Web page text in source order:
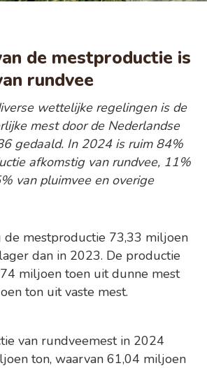
de mestproductie is
rundvee
wettelijke regelingen is de
mest door de Nederlandse
gedaald. In 2024 is ruim 84%
afkomstig van rundvee, 11%
van pluimvee en overige
mestproductie 73,33 miljoen
dan in 2023. De productie
miljoen toen uit dunne mest
ton uit vaste mest.
van rundveemest in 2024
ton, waarvan 61,04 miljoen